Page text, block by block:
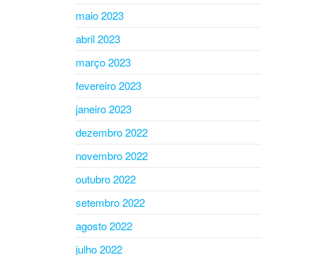
maio 2023
abril 2023
março 2023
fevereiro 2023
janeiro 2023
dezembro 2022
novembro 2022
outubro 2022
setembro 2022
agosto 2022
julho 2022